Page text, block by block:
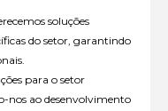
soluções
do setor, garantindo
para o setor
nos ao desenvolvimento